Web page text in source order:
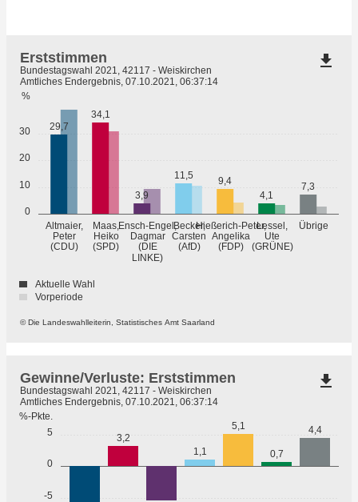
0
10
20
30
%
Altmaier,
Peter
(CDU)
Maas,
Heiko
(SPD)
Ensch-Engel,
Dagmar
(DIE
LINKE)
Becker,
Carsten
(AfD)
Hießerich-Peter,
Angelika
(FDP)
Lessel,
Ute
(GRÜNE)
Übrige
29,7
34,1
3,9
11,5
9,4
4,1
7,3
© Die Landeswahlleiterin, Statistisches Amt Saarland
Erststimmen
Bundestagswahl 2021, 42117 - Weiskirchen
Amtliches Endergebnis, 07.10.2021, 06:37:14
Aktuelle Wahl
Vorperiode
file_download
-5
0
5
%-Pkte.
3,2
1,1
5,1
0,7
4,4
Gewinne/Verluste: Erststimmen
Bundestagswahl 2021, 42117 - Weiskirchen
Amtliches Endergebnis, 07.10.2021, 06:37:14
file_download